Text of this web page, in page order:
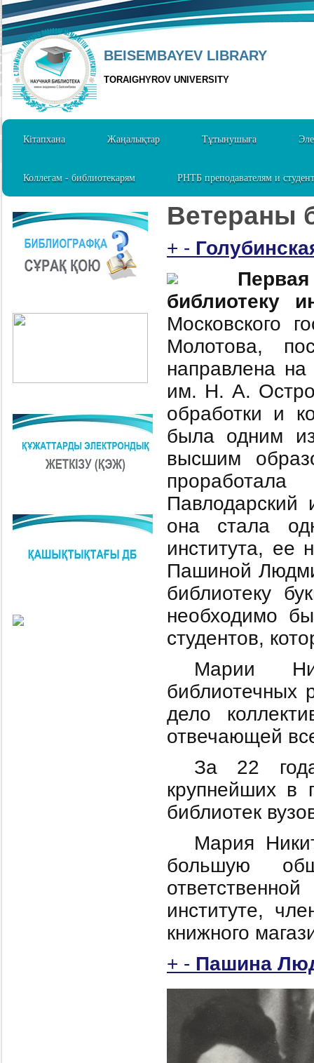
BEISEMBAYEV LIBRARY
TORAIGHYROV UNIVERSITY
Кітапхана Жаңалықтар Тұтынушыға
Коллегам - библиотекарям РНТБ преподавателям и
Ветераны
+ -
библиотеку
Московского
Молотова,
направлена
им. Н. А.
обработки и
была одним
высшим
Павлодарский
она стала
института, ее
Пашиной
библиотеку
необходимо
студентов,
Марии
библиотечных
дело
отвечающей
За 22
крупнейших в
библиотек
Мария
большую
институте,
книжного
+ - Пашина